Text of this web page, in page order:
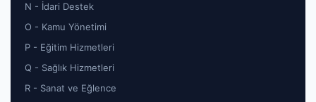
N - İdari Destek
O - Kamu Yönetimi
P - Eğitim Hizmetleri
Q - Sağlık Hizmetleri
R - Sanat ve Eğlence